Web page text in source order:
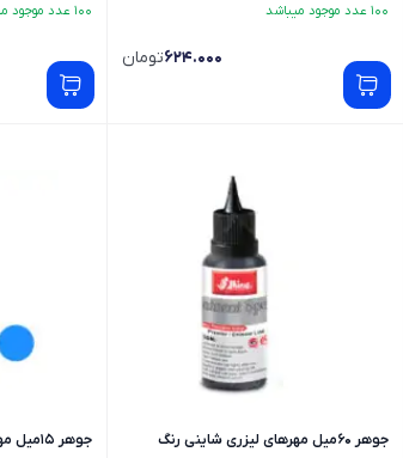
100 عدد موجود میباشد
624.000تومان
100 عدد موجود میباشد
جوهر 60میل مهرهای لیزری شاینی رنگ
جوهر